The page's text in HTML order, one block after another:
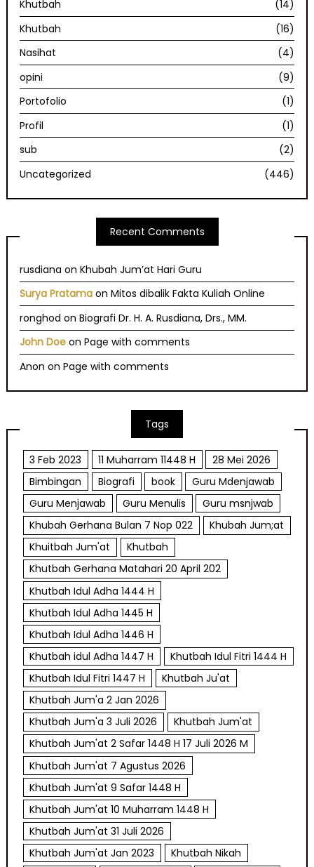
Khutbah
(14)
Khutbah
(16)
Nasihat
(4)
opini
(9)
Portofolio
(1)
Profil
(1)
sub
(2)
Uncategorized
(446)
Recent Comments
rusdiana onKhubah Jum’at Hari Guru
Surya Pratama onMitos dibalik Fakta Kuliah Online
ronghod onBiografi Dr. H. A. Rusdiana, Drs., MM.
John Doe onPage with comments
Anon onPage with comments
Tags
3 Feb 2023 11 Muharram 11448 H
28 Mei 2026
Bimbingan
Biografi book
Guru Mdenjawab
Guru Menjawab
Guru Menulis
Guru msnjwab
Khubah Gerhana Bulan 7 Nop 022
Khubah Jum;at
Khuitbah Jum'at
Khutbah
Khutbah Gerhana Matahari 20 April 202
Khutbah Idul Adha 1444 H
Khutbah Idul Adha 1445 H
Khutbah Idul Adha 1446 H
Khutbah idul Adha 1447 H
Khutbah Idul Fitri 1444 H
Khutbah Idul Fitri 1447 H
Khutbah Ju'at
Khutbah Jum'a 2 Jan 2026
Khutbah Jum'a 3 Juli 2026
Khutbah Jum'at
Khutbah Jum'at 2 Safar 1448 H 17 Juli 2026 M
Khutbah Jum'at 7 Agustus 2026
Khutbah Jum'at 9 Safar 1448 H
Khutbah Jum'at 10 Muharram 1448 H
Khutbah Jum'at 31 Juli 2026
Khutbah Jum'at Jan 2023
Khutbah Nikah